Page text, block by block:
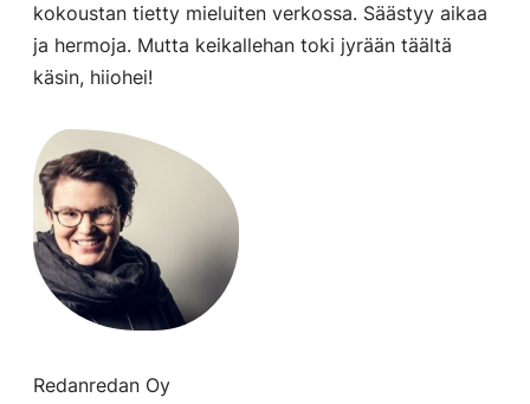
kokoustan tietty mieluiten verkossa. Säästyy aikaa
ja hermoja. Mutta keikallehan toki jyrään täältä
käsin, hiiohei!
Redanredan Oy